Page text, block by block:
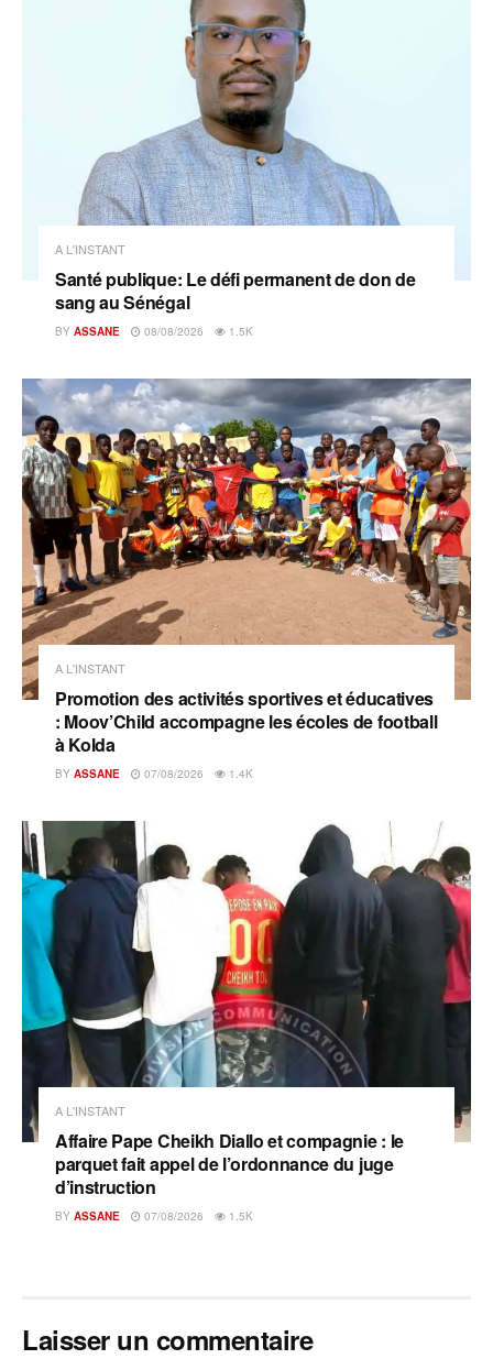
A L'INSTANT
Santé publique: Le défi permanent de don de
sang au Sénégal
BY ASSANE 08/08/2026 1.5K
A L'INSTANT
Promotion des activités sportives et éducatives
: Moov’Child accompagne les écoles de football
à Kolda
BY ASSANE 07/08/2026 1.4K
A L'INSTANT
Affaire Pape Cheikh Diallo et compagnie : le
parquet fait appel de l’ordonnance du juge
d’instruction
BY ASSANE 07/08/2026 1.5K
Laisser un commentaire